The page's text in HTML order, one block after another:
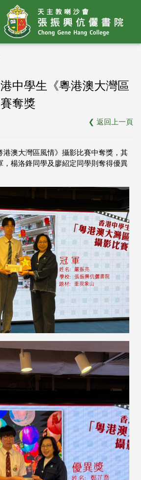
中學生《粵港澳大灣區
奪獎
❮ 返回上一頁
港澳大灣區風情》攝影比賽中奪獎，其
，楊洛鋒同學及廖紹定同學則奪得優異